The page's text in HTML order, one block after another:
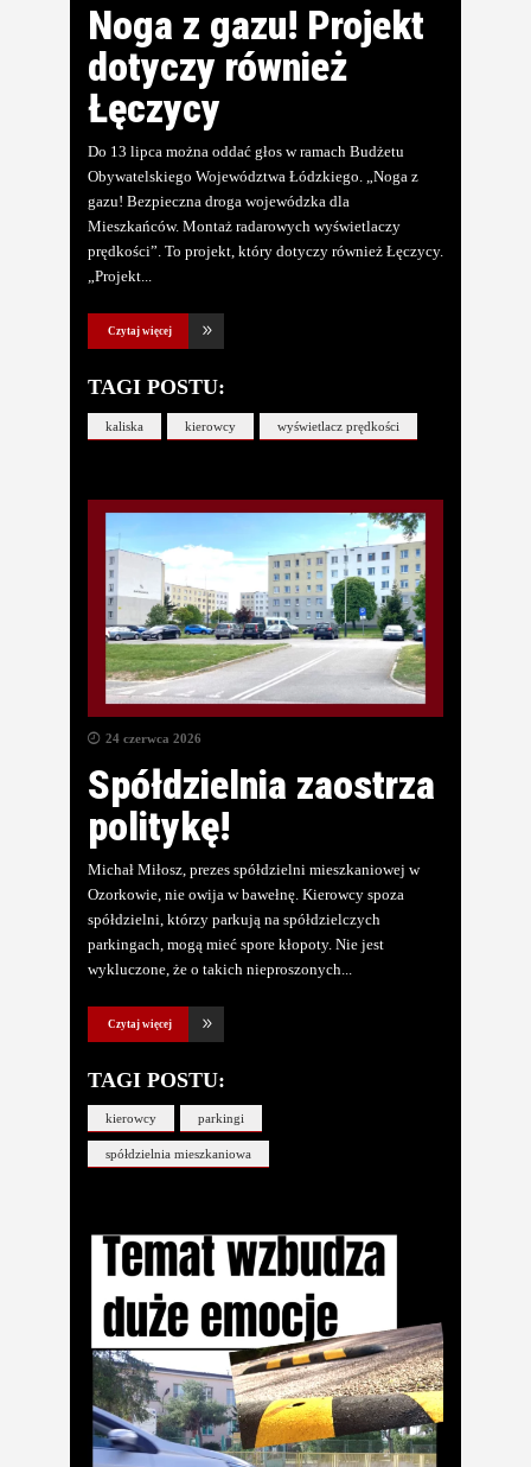
Noga z gazu! Projekt
dotyczy również
Łęczycy
Do 13 lipca można oddać głos w ramach Budżetu
Obywatelskiego Województwa Łódzkiego. „Noga z
gazu! Bezpieczna droga wojewódzka dla
Mieszkańców. Montaż radarowych wyświetlaczy
prędkości”. To projekt, który dotyczy również Łęczycy.
„Projekt
Czytaj więcej
TAGI POSTU:
kaliska kierowcy wyświetlacz prędkości
24 czerwca 2026
Spółdzielnia zaostrza
politykę!
Michał Miłosz, prezes spółdzielni mieszkaniowej w
Ozorkowie, nie owija w bawełnę. Kierowcy spoza
spółdzielni, którzy parkują na spółdzielczych
parkingach, mogą mieć spore kłopoty. Nie jest
wykluczone, że o takich nieproszonych
Czytaj więcej
TAGI POSTU:
kierowcy parkingi
spółdzielnia mieszkaniowa